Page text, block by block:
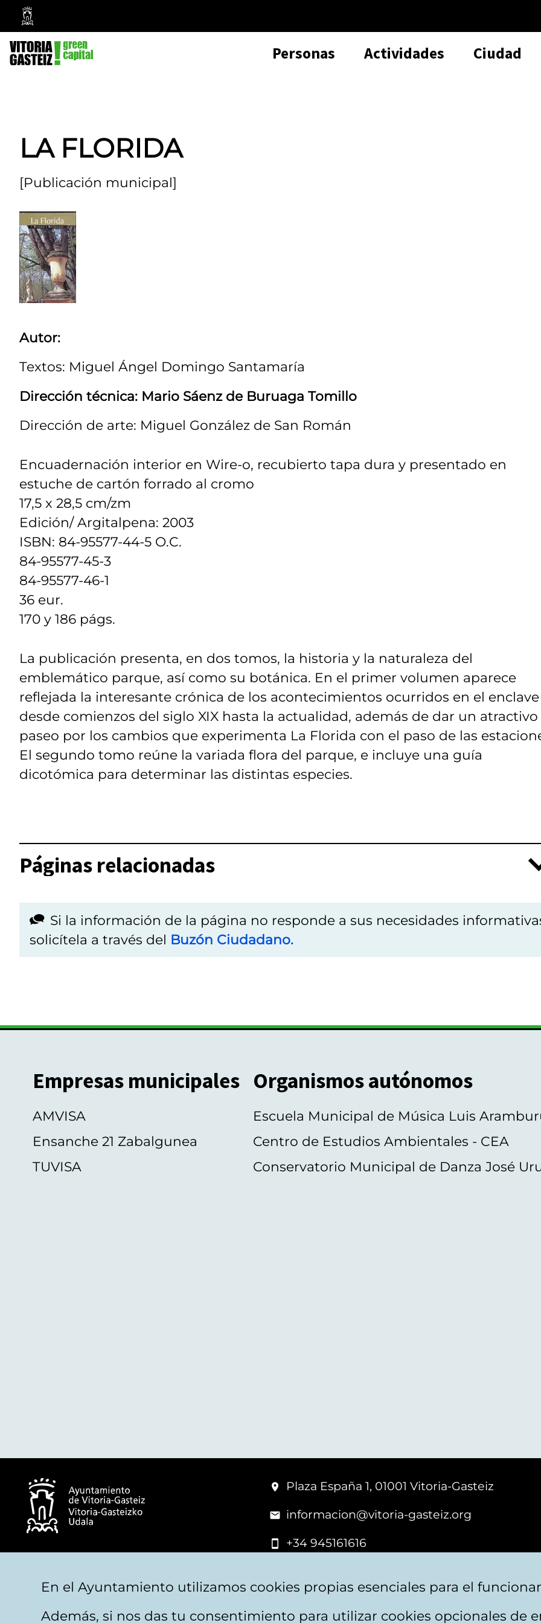
Ayuntamiento
Vitoria-
Gasteiz
Personas Actividades Ciudad
LA FLORIDA
[Publicación municipal]
Autor:
Textos: Miguel Ángel Domingo Santamaría
Dirección técnica: Mario Sáenz de Buruaga Tomillo
Dirección de arte: Miguel González de San Román
Encuadernación interior en Wire-o, recubierto tapa dura y presentado en
estuche de cartón forrado al cromo
17,5 x 28,5 cm/zm
Edición/ Argitalpena: 2003
ISBN: 84-95577-44-5 O.C.
84-95577-45-3
84-95577-46-1
36 eur.
170 y 186 págs.
La publicación presenta, en dos tomos, la historia y la naturaleza del
emblemático parque, así como su botánica. En el primer volumen aparece
reflejada la interesante crónica de los acontecimientos ocurridos en el enclave
desde comienzos del siglo XIX hasta la actualidad, además de dar un atractivo
paseo por los cambios que experimenta La Florida con el paso de las
El segundo tomo reúne la variada flora del parque, e incluye una guía
dicotómica para determinar las distintas especies.
Páginas relacionadas
Si la información de la página no responde a sus necesidades
solicítela a través del Buzón Ciudadano.
Empresas municipales
AMVISA
Ensanche 21 Zabalgunea
TUVISA
Organismos autónomos
Escuela Municipal de Música Luis
Centro de Estudios Ambientales - CEA
Conservatorio Municipal de Danza José
Plaza España 1, 01001 Vitoria-Gasteiz
informacion@vitoria-gasteiz.org
+34 945161616
En el Ayuntamiento utilizamos cookies propias esenciales para el
Además, si nos das tu consentimiento para utilizar cookies opcionales de